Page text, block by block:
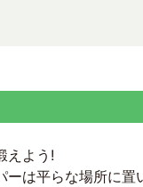
えよう!
ーは平らな場所に置